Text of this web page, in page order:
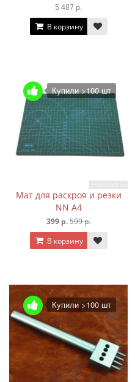
5 487 р.
В корзину
Купили >100 шт
Мат для раскроя и резки
NN А4
399 р.599 р.
В корзину
Купили >100 шт